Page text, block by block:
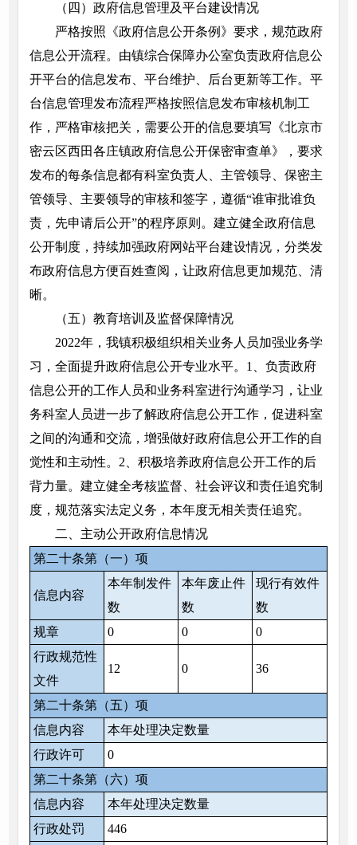
（四）政府信息管理及平台建设情况
严格按照《政府信息公开条例》要求，规范政府
信息公开流程。由镇综合保障办公室负责政府信息公
开平台的信息发布、平台维护、后台更新等工作。平
台信息管理发布流程严格按照信息发布审核机制工
作，严格审核把关，需要公开的信息要填写《北京市
密云区西田各庄镇政府信息公开保密审查单》，要求
发布的每条信息都有科室负责人、主管领导、保密主
管领导、主要领导的审核和签字，遵循“谁审批谁负
责，先申请后公开”的程序原则。建立健全政府信息
公开制度，持续加强政府网站平台建设情况，分类发
布政府信息方便百姓查阅，让政府信息更加规范、清
晰。
（五）教育培训及监督保障情况
2022年，我镇积极组织相关业务人员加强业务学
习，全面提升政府信息公开专业水平。1、负责政府
信息公开的工作人员和业务科室进行沟通学习，让业
务科室人员进一步了解政府信息公开工作，促进科室
之间的沟通和交流，增强做好政府信息公开工作的自
觉性和主动性。2、积极培养政府信息公开工作的后
背力量。建立健全考核监督、社会评议和责任追究制
度，规范落实法定义务，本年度无相关责任追究。
二、主动公开政府信息情况
第二十条第（一）项
信息内容
本年制发件
数
本年废止件
数
现行有效件
数
规章
0 0
0
行政规范性
文件
12 0 36
第二十条第（五）项
信息内容
本年处理决定数量
行政许可
0
第二十条第（六）项
信息内容
本年处理决定数量
行政处罚
446